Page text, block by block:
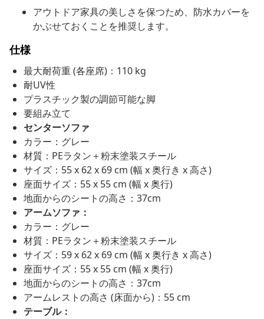
アウトドア家具の美しさを保つため、防水カバーを
かぶせておくことを推奨します。
仕様
最大耐荷重 (各座席)：110 kg
耐UV性
プラスチック製の調節可能な脚
要組み立て
センターソファ
カラー：グレー
材質：PEラタン＋粉末塗装スチール
サイズ：55 x 62 x 69 cm (幅 x 奥行き x 高さ)
座面サイズ：55 x 55 cm (幅 x 奥行)
地面からのシートの高さ：37cm
アームソファ：
カラー：グレー
材質：PEラタン＋粉末塗装スチール
サイズ：59 x 62 x 69 cm (幅 x 奥行き x 高さ)
座面サイズ：55 x 55 cm (幅 x 奥行)
地面からのシートの高さ：37cm
アームレストの高さ (床面から)：55 cm
テーブル：